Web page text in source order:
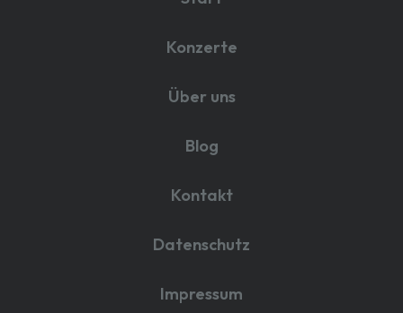
Konzerte
Über uns
Blog
Kontakt
Datenschutz
Impressum